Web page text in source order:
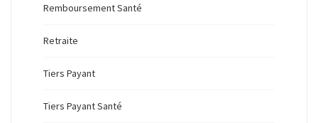
Remboursement Santé
Retraite
Tiers Payant
Tiers Payant Santé